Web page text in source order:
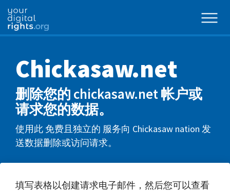
Chickasaw.net
删除您的 chickasaw.net 帐户或
请求您的数据。
使用此 免费且独立的 服务向 Chickasaw nation 发
送数据删除或访问请求。
填写表格以创建请求电子邮件，然后您可以查看